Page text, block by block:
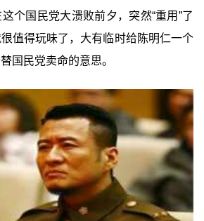
个国民党大溃败前夕，突然“重用”了
值得玩味了，大有临时给陈明仁一个
国民党卖命的意思。